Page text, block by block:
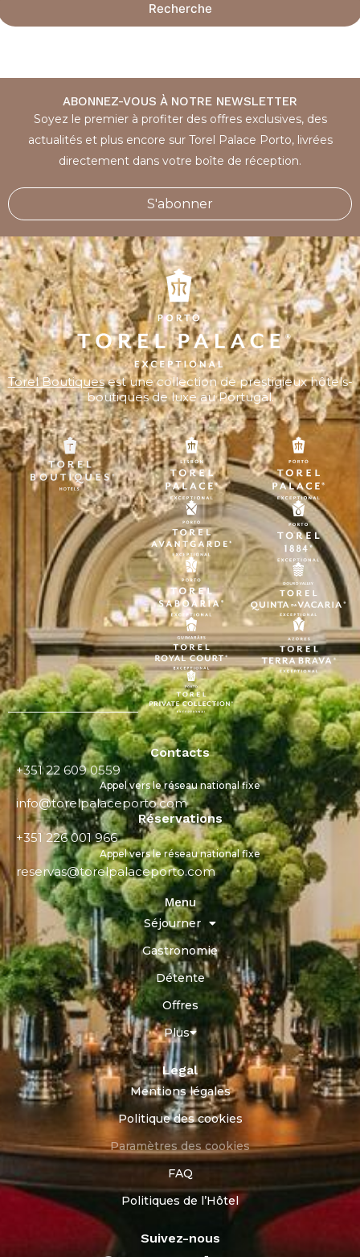
Recherche
ABONNEZ-VOUS À NOTRE NEWSLETTER
Soyez le premier à profiter des offres exclusives, des
actualités et plus encore sur Torel Palace Porto, livrées
directement dans votre boîte de réception.
S'abonner
Torel Boutiquesest une collection de prestigieux hôtels-
boutiques de luxe au Portugal.
Contacts
+351 22 609 0559
Appel vers le réseau national fixe
info@torelpalaceporto.com
Réservations
+351 226 001 966
Appel vers le réseau national fixe
reservas@torelpalaceporto.com
Menu
Séjourner
Gastronomie
Détente
Offres
Plus
Legal
Mentions légales
Politique des cookies
Paramètres des cookies
FAQ
Politiques de l’Hôtel
Suivez-nous